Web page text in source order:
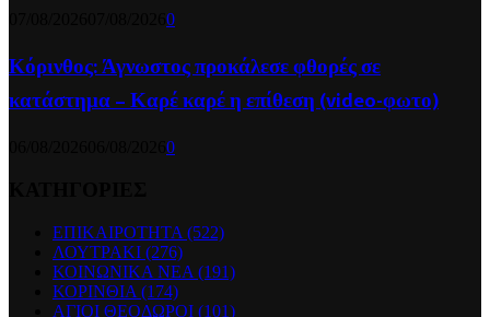
0
Κόρινθος: Άγνωστος προκάλεσε φθορές σε
κατάστημα – Καρέ καρέ η επίθεση (video-φωτο)
0
ΕΠΙΚΑΙΡΟΤΗΤΑ (522)
ΛΟΥΤΡΑΚΙ (276)
ΚΟΙΝΩΝΙΚΑ ΝΕΑ (191)
ΚΟΡΙΝΘΙΑ (174)
ΑΓΙΟΙ ΘΕΟΔΩΡΟΙ (101)